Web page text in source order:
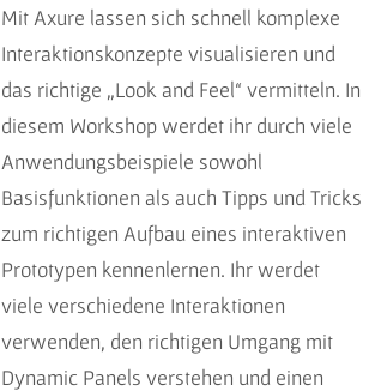
Mit Axure lassen sich schnell komplexe
Interaktionskonzepte visualisieren und
das richtige „Look and Feel“ vermitteln. In
diesem Workshop werdet ihr durch viele
Anwendungsbeispiele sowohl
Basisfunktionen als auch Tipps und Tricks
zum richtigen Aufbau eines interaktiven
Prototypen kennenlernen. Ihr werdet
viele verschiedene Interaktionen
verwenden, den richtigen Umgang mit
Dynamic Panels verstehen und einen